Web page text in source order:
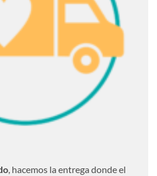
, hacemos la entrega donde el